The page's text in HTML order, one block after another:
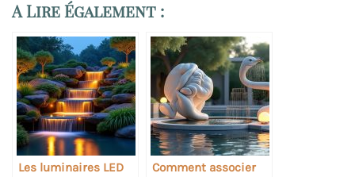
A Lire Également :
Les luminaires LED
Comment associer